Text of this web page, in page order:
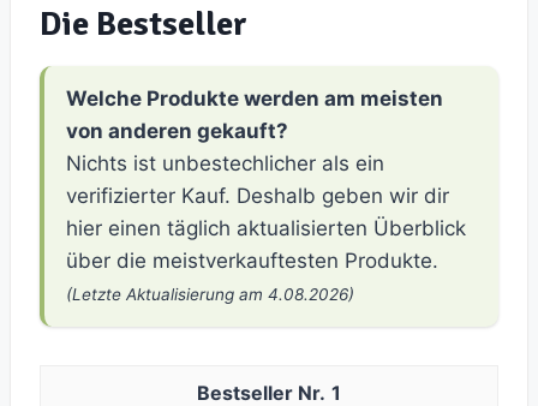
Die Bestseller
Welche Produkte werden am meisten
von anderen gekauft?
Nichts ist unbestechlicher als ein
verifizierter Kauf. Deshalb geben wir dir
hier einen täglich aktualisierten Überblick
über die meistverkauftesten Produkte.
(Letzte Aktualisierung am 4.08.2026)
1